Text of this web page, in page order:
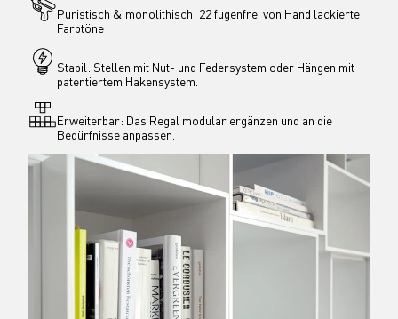
Puristisch & monolithisch: 22 fugenfrei von Hand lackierte
Farbtöne
Stabil: Stellen mit Nut- und Federsystem oder Hängen mit
patentiertem Hakensystem.
Erweiterbar: Das Regal modular ergänzen und an die
Bedürfnisse anpassen.